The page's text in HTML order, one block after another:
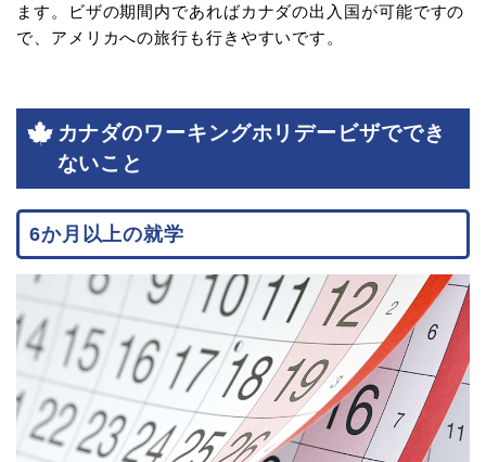
ます。ビザの期間内であればカナダの出入国が可能ですの
で、アメリカへの旅行も行きやすいです。
カナダのワーキングホリデービザででき
ないこと
6か月以上の就学